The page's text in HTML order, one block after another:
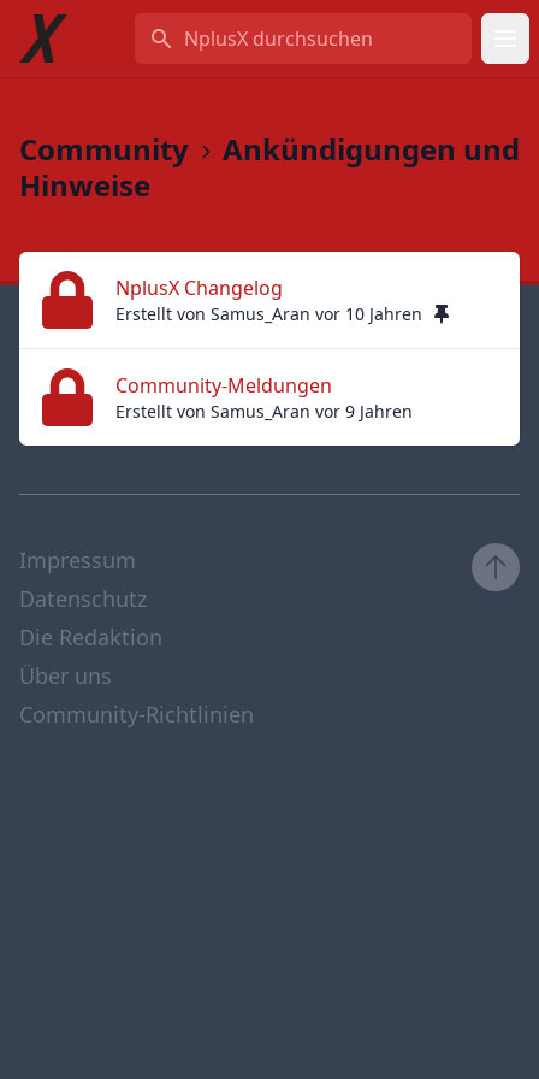
NplusX durchsuchen
Community
Ankündigungen und
Hinweise
NplusX Changelog
Erstellt von Samus_Aran vor 10 Jahren
Community-Meldungen
Erstellt von Samus_Aran vor 9 Jahren
Impressum
Datenschutz
Die Redaktion
Über uns
Community-Richtlinien